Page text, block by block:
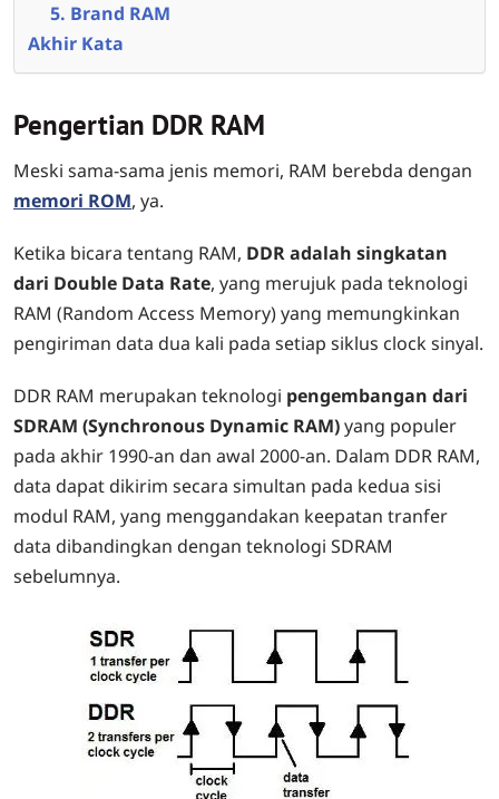
5. Brand RAM
Akhir Kata
Pengertian DDR RAM
Meski sama-sama jenis memori, RAM berebda dengan
memori ROM, ya.
Ketika bicara tentang RAM, DDR adalah singkatan
dari Double Data Rate, yang merujuk pada teknologi
RAM (Random Access Memory) yang memungkinkan
pengiriman data dua kali pada setiap siklus clock sinyal.
DDR RAM merupakan teknologi pengembangan dari
SDRAM (Synchronous Dynamic RAM)yang populer
pada akhir 1990-an dan awal 2000-an. Dalam DDR RAM,
data dapat dikirim secara simultan pada kedua sisi
modul RAM, yang menggandakan keepatan tranfer
data dibandingkan dengan teknologi SDRAM
sebelumnya.